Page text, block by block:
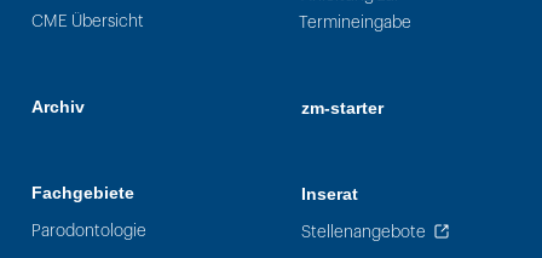
CME Übersicht
Archiv
Fachgebiete
Parodontologie
Termineingabe
zm-starter
Inserat
Stellenangebote